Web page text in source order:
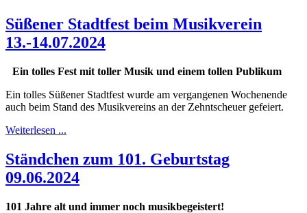
Süßener Stadtfest beim Musikverein
13.-14.07.2024
Ein tolles Fest mit toller Musik und einem tollen Publikum
Ein tolles Süßener Stadtfest wurde am vergangenen Wochenende
auch beim Stand des Musikvereins an der Zehntscheuer gefeiert.
Weiterlesen ...
Ständchen zum 101. Geburtstag
09.06.2024
101 Jahre alt und immer noch musikbegeistert!